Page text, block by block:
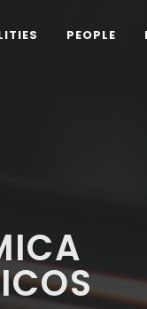
PEOPLE